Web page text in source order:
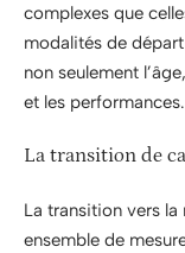
complexes que
modalités de
non seulement
et les performances.
La transition de
La transition vers la
ensemble de